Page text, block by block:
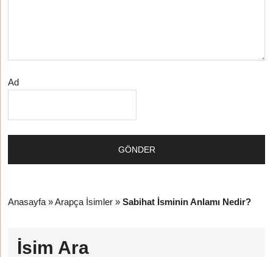
Ad
Anasayfa »Arapça İsimler »Sabihat İsminin Anlamı Nedir?
İsim Ara